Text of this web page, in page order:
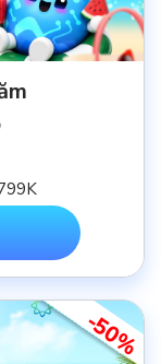
-50%